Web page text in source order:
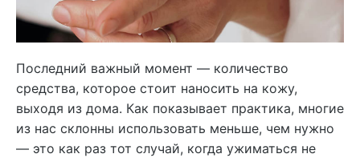
Последний важный момент — количество
средства, которое стоит наносить на кожу,
выходя из дома. Как показывает практика, многие
из нас склонны использовать меньше, чем нужно
— это как раз тот случай, когда ужиматься не